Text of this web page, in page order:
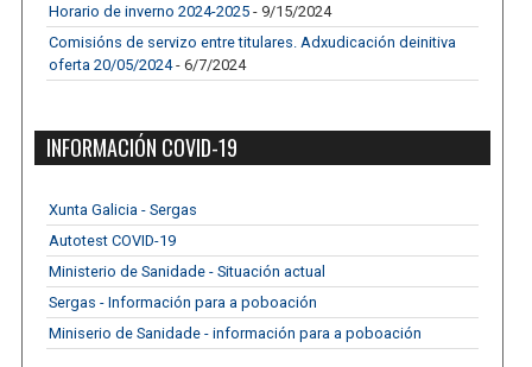
Horario de inverno 2024-2025 - 9/15/2024
Comisións de servizo entre titulares. Adxudicación deinitiva
oferta 20/05/2024- 6/7/2024
INFORMACIÓN COVID-19
Xunta Galicia - Sergas
Autotest COVID-19
Ministerio de Sanidade - Situación actual
Sergas - Información para a poboación
Miniserio de Sanidade - información para a poboación